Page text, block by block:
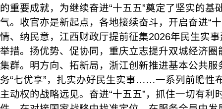
的重要成就，为继续奋进“十五五”奠定了坚实的基
气。收官亦是新起点，各地接续奋斗，开启奋进“
情、纳民意，江西财政厅提前征集2026年民生实
举措。扬优势、促协同，重庆立志提升双城经济
集群。明方向、拓新局，浙江创新推进基本公共
务“七优享”，扎实办好民生实事……一系列前瞻性
主动权的战略远见。奋进“十五五”，抓住一切有利